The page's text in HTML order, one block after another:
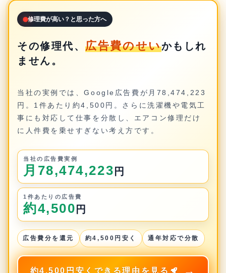
修理費が高い？と思った方へ
その修理代、広告費のせいかもしれ
ません。
当社の実例では、Google広告費が月78,474,223
円。1件あたり約4,500円。さらに洗濯機や電気工
事にも対応して仕事を分散し、エアコン修理だけ
に人件費を乗せすぎない考え方です。
当社の広告費実例
月78,474,223 円
1件あたりの広告費
約4,500 円
広告費分を還元 約4,500円安く 通年対応で分散
約4,500円安くできる理由を見る